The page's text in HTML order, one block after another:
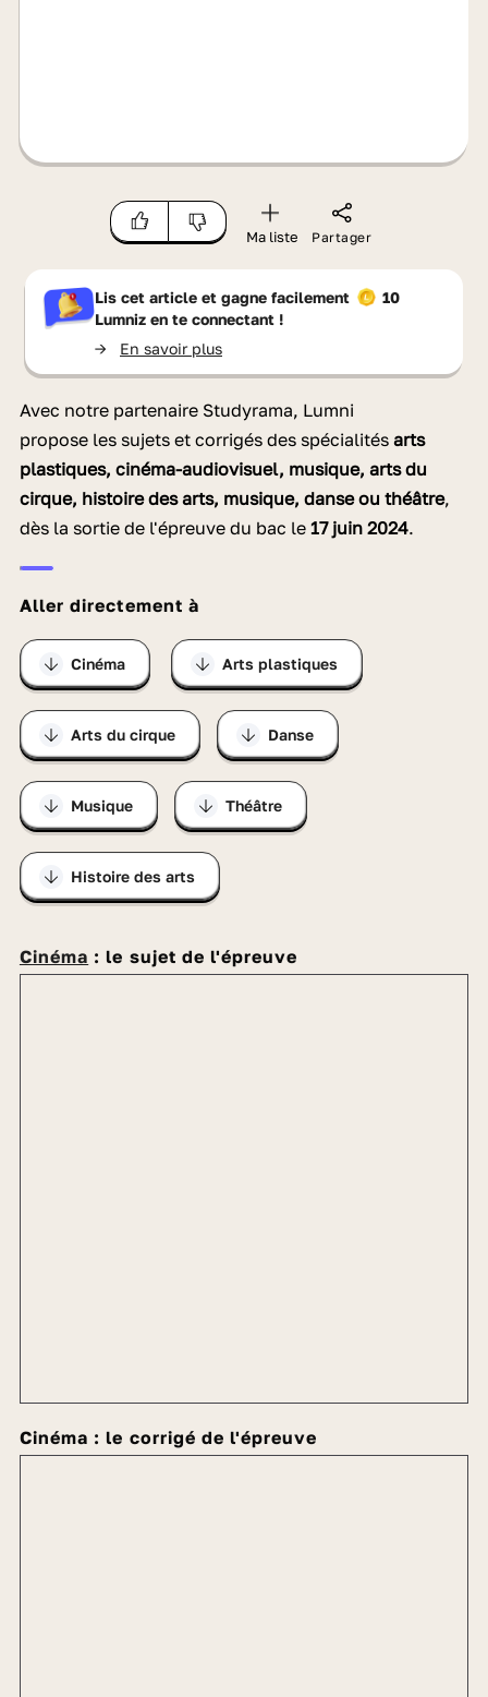
Ma liste Partager
Lis cet article et gagne facilement
10
Lumniz en te connectant !
-> En savoir plus
Avec notre partenaire Studyrama, Lumni
propose les sujets et corrigés des spécialitésarts
plastiques, cinéma-audiovisuel, musique, arts du
cirque, histoire des arts, musique, danse ou théâtre,
dès la sortie de l'épreuve du bac le17 juin 2024.
Aller directement à
Cinéma Arts plastiques
Arts du cirque Danse
Musique Théâtre
Histoire des arts
Cinéma : le sujet de l'épreuve
Cinéma : le corrigé de l'épreuve